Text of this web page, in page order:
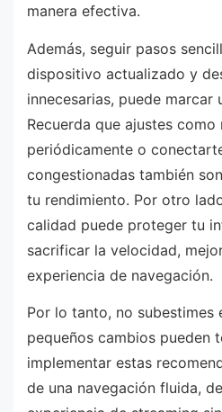
manera efectiva.
Además, seguir pasos
dispositivo actualizado y
innecesarias, puede marcar
Recuerda que ajustes
periódicamente o
congestionadas también
tu rendimiento. Por otro
calidad puede proteger tu
sacrificar la velocidad,
experiencia de navegación.
Por lo tanto, no subestimes
pequeños cambios pueden
implementar estas
de una navegación fluida,